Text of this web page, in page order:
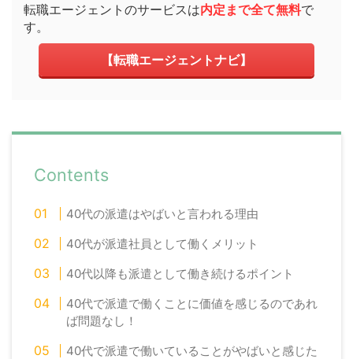
転職エージェントのサービスは内定まで全て無料で
す。
【転職エージェントナビ】
Contents
40代の派遣はやばいと言われる理由
40代が派遣社員として働くメリット
40代以降も派遣として働き続けるポイント
40代で派遣で働くことに価値を感じるのであれ
ば問題なし！
40代で派遣で働いていることがやばいと感じた